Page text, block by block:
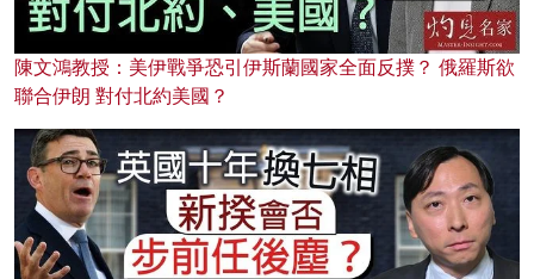
陳文鴻教授：美伊戰爭恐引伊斯蘭國家全面反撲？ 俄羅斯欲
聯合伊朗 對付北約美國？